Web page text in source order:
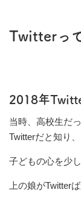
Twitterっ
2018年
当時、高校生だ
Twitterだと知り、
子どもの心を少
上の娘がTwitter